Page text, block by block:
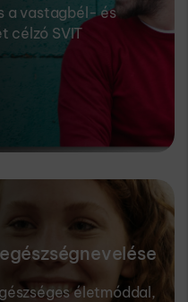
a vastagbél- és
célzó SVIT
életmóddal,